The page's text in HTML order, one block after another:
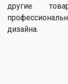
другие
дизайна.